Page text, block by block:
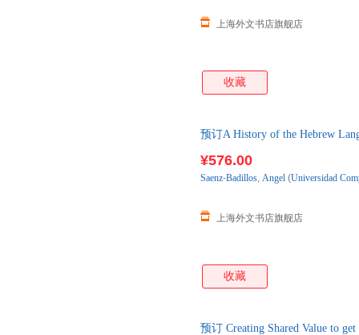
上海外文书店旗舰店
收藏
预订A History of the Hebrew
¥576.00
上海外文书店旗舰店
Saenz-Badillos, Angel (Universidad
收藏
预订 Creating Shared Value to